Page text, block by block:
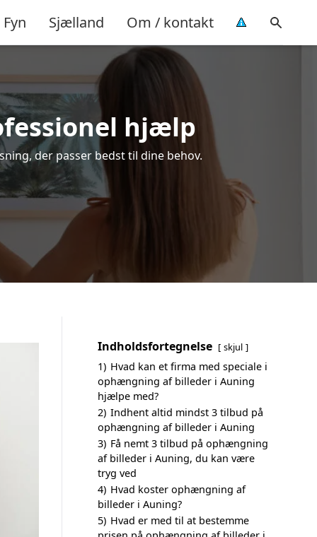
Fyn Sjælland Om / kontakt
hjælp
der passer bedst til dine behov.
Indholdsfortegnelse skjul
1) Hvad kan et firma med speciale i
ophængning af billeder i Auning
hjælpe med?
2) Indhent altid mindst 3 tilbud på
ophængning af billeder i Auning
3) Få nemt 3 tilbud på ophængning
af billeder i Auning, du kan være
tryg ved
4) Hvad koster ophængning af
billeder i Auning?
5) Hvad er med til at bestemme